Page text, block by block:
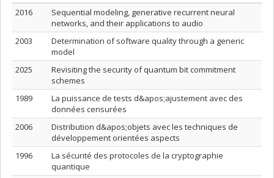
2016
Sequential modeling, generative recurrent neural
networks, and their applications to audio
2003
Determination of software quality through a generic
model
2025
Revisiting the security of quantum bit commitment
schemes
1989
La puissance de tests d&apos;ajustement avec des
données censurées
2006
Distribution d&apos;objets avec les techniques de
développement orientées aspects
1996
La sécurité des protocoles de la cryptographie
quantique